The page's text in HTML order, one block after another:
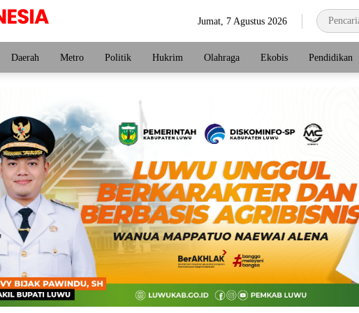
Jumat, 7 Agustus 2026
Daerah Metro Politik Hukrim Olahraga Ekobis Pendidikan